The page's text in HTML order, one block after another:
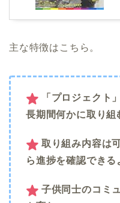
主な特徴はこちら。
「プロジェクト
長期間何かに取り組
取り組み内容は
ら進捗を確認でき
子供同士のコミ